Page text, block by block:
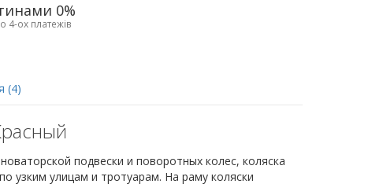
0%
4-ох платежів
(4)
подвески и поворотных колес, коляска
узким улицам и тротуарам. На раму коляски